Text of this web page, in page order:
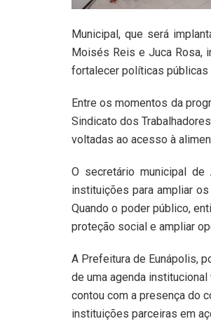
Municipal, que será
Moisés Reis e Juca Rosa,
fortalecer políticas públicas
Entre os momentos da
Sindicato dos
voltadas ao acesso à
O secretário municipal de
instituições para ampliar
Quando o poder público,
proteção social e ampliar
A Prefeitura de Eunápolis,
de uma agenda
contou com a presença do
instituições parceiras em